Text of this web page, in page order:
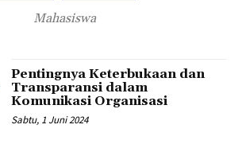
Mahasiswa
Pentingnya Keterbukaan dan
Transparansi dalam
Komunikasi Organisasi
Sabtu, 1 Juni 2024